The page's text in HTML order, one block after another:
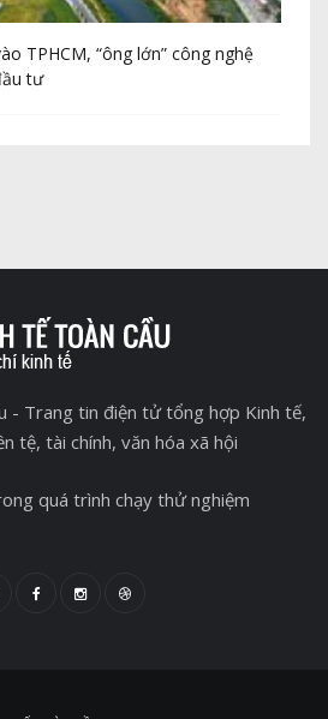
TPHCM, “ông lớn” công nghệ
tư
- Trang tin điện tử tổng hợp Kinh tế,
tệ, tài chính, văn hóa xã hội
quá trình chạy thử nghiệm